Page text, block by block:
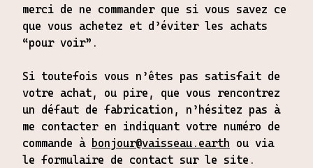
merci de ne commander que si vous savez ce
que vous achetez et d’éviter les achats
“pour voir”.
Si toutefois vous n’êtes pas satisfait de
votre achat, ou pire, que vous rencontrez
un défaut de fabrication, n’hésitez pas à
me contacter en indiquant votre numéro de
commande à bonjour@vaisseau.earth ou via
le formulaire de contact sur le site.